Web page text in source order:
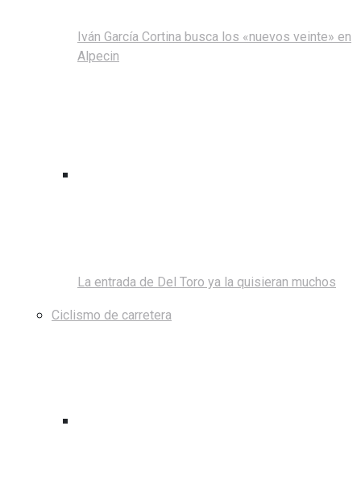
Iván García Cortina busca los «nuevos veinte» en
Alpecin
La entrada de Del Toro ya la quisieran muchos
Ciclismo de carretera